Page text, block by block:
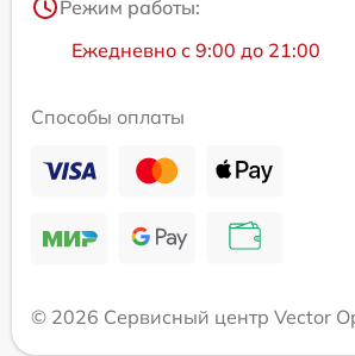
Режим работы:
Ежедневно с 9:00 до 21:00
Способы оплаты
© 2026 Сервисный центр Vector